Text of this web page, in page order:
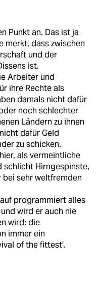
Punkt an. Das ist ja
merkt, dass zwischen
und der
ist.
Arbeiter und
ihre Rechte als
damals nicht dafür
noch schlechter
Ländern zu ihnen
dafür Geld
zu schicken.
als vermeintliche
Hirngespinste,
bei sehr weltfremden
programmiert alles
wird er auch nie
wird: die
immer ein
of the fittest'.